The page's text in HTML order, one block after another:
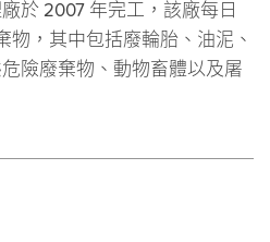
於 2007 年完工，該廠每日
物，其中包括廢輪胎、油泥、
險廢棄物、動物畜體以及屠